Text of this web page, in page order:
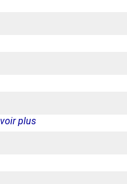
plus